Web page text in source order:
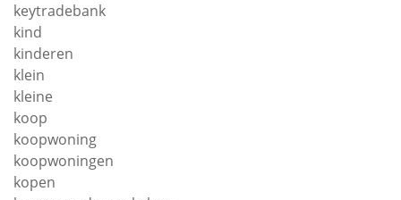
keytradebank
kind
kinderen
klein
kleine
koop
koopwoning
koopwoningen
kopen